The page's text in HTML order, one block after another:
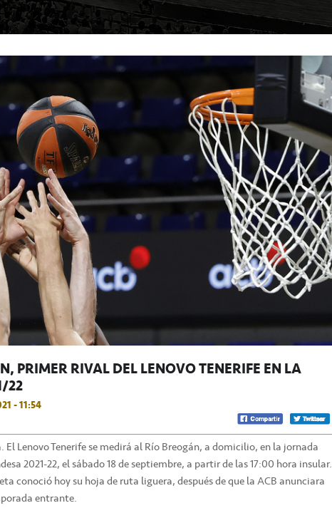
PRIMER RIVAL DEL LENOVO TENERIFE EN LA
22
- 11:54
Lenovo Tenerife se medirá al Río Breogán, a domicilio, en la jornada
2021-22, el sábado 18 de septiembre, a partir de las 17:00 hora insular.
conoció hoy su hoja de ruta liguera, después de que la ACB anunciara
entrante.